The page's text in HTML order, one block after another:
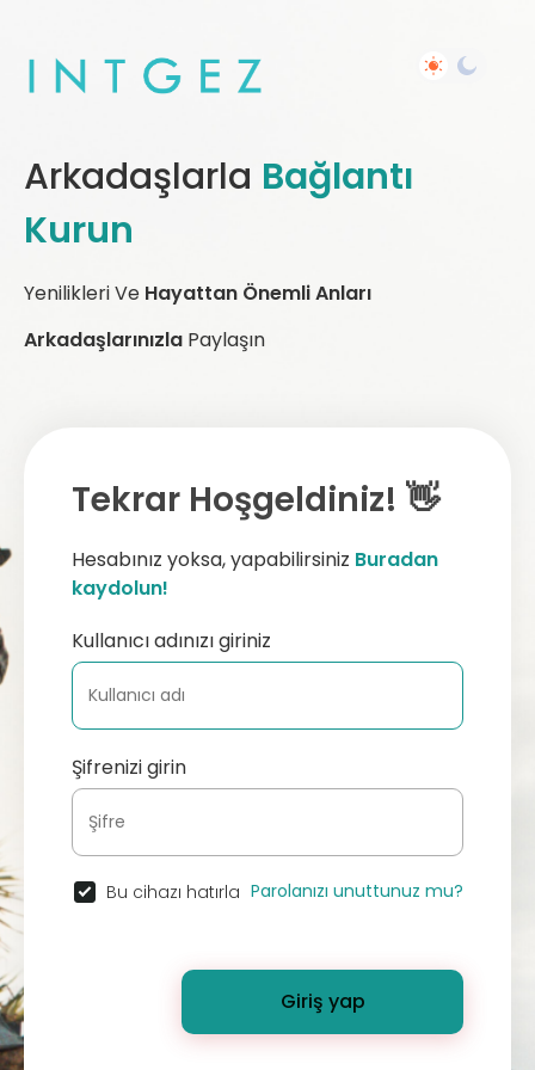
Arkadaşlarla Bağlantı
Kurun
Yenilikleri Ve Hayattan Önemli Anları
Arkadaşlarınızla Paylaşın
Tekrar Hoşgeldiniz! 👋
Hesabınız yoksa, yapabilirsiniz Buradan
kaydolun!
Kullanıcı adınızı giriniz
Şifrenizi girin
Bu cihazı hatırla Parolanızı unuttunuz mu?
Giriş yap